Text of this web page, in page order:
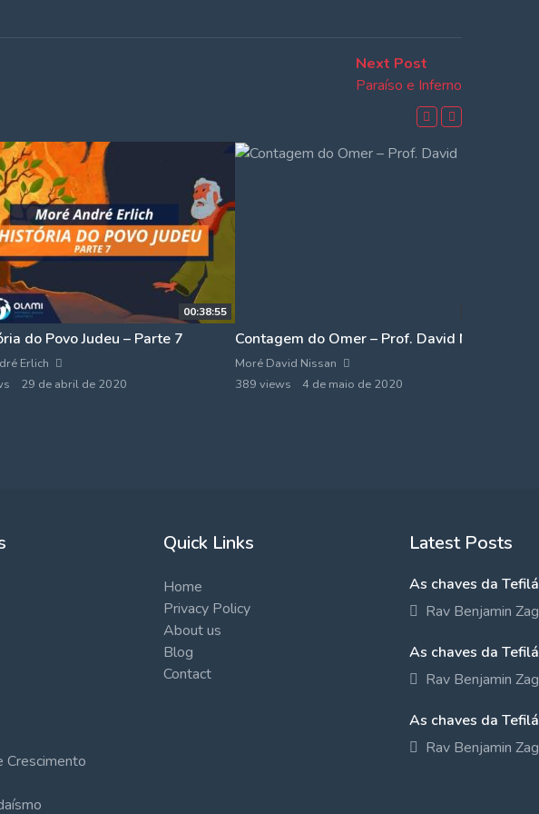
Next Post
post:
Paraíso e Inferno
00:38:55
do Povo Judeu – Parte 7
Erlich
29 de abril de 2020
Contagem do Omer – Prof. David Nissan
Moré David Nissan
389 views
4 de maio de 2020
Crescimento
Quick Links
Home
Privacy Policy
About us
Blog
Contact
Latest Posts
As chaves da
Rav Benjamin
As chaves da
Rav Benjamin
As chaves da
Rav Benjamin